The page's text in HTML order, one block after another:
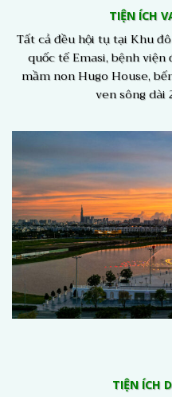
TIỆN ÍCH
Tất cả đều hội tụ tại Khu
quốc tế Emasi, bệnh
mầm non Hugo House,
ven sông dài
TIỆN ÍCH